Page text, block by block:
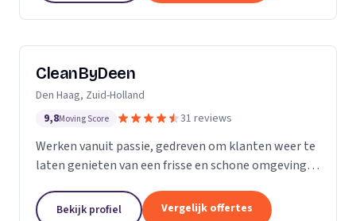
CleanByDeen
Den Haag, Zuid-Holland
9,8Moving Score 31 reviews
Werken vanuit passie, gedreven om klanten weer te
laten genieten van een frisse en schone omgeving.
Beleef het weer als nieuw! Het bedrijf voor uw...
Bekijk profiel Vergelijk offertes